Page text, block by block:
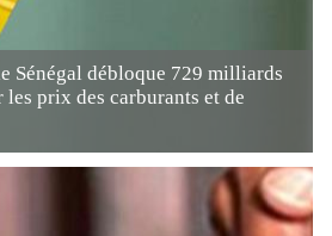
Sénégal débloque 729 milliards
les prix des carburants et de